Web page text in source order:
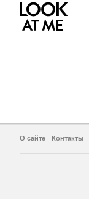
О сайте Контакты